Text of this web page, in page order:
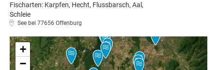
Fischarten: Karpfen, Hecht, Flussbarsch, Aal,
Schleie
See bei 77656 Offenburg
+
−